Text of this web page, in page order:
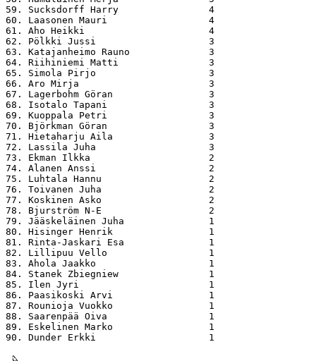
59. Sucksdorff Harry                4
60. Laasonen Mauri                  4
61. Aho Heikki                      4
62. Pölkki Jussi                    3
63. Katajanheimo Rauno              3
64. Riihiniemi Matti                3
65. Simola Pirjo                    3
66. Aro Mirja                       3
67. Lagerbohm Göran                 3
68. Isotalo Tapani                  3
69. Kuoppala Petri                  3
70. Björkman Göran                  3
71. Hietaharju Aila                 3
72. Lassila Juha                    3
73. Ekman Ilkka                     2
74. Alanen Anssi                    2
75. Luhtala Hannu                   2
76. Toivanen Juha                   2
77. Koskinen Asko                   2
78. Bjurström N-E                   2
79. Jääskeläinen Juha               1
80. Hisinger Henrik                 1
81. Rinta-Jaskari Esa               1
82. Lillipuu Vello                  1
83. Ahola Jaakko                    1
84. Stanek Zbiegniew                1
85. Ilen Jyri                       1
86. Paasikoski Arvi                 1
87. Rounioja Vuokko                 1
88. Saarenpää Oiva                  1
89. Eskelinen Marko                 1